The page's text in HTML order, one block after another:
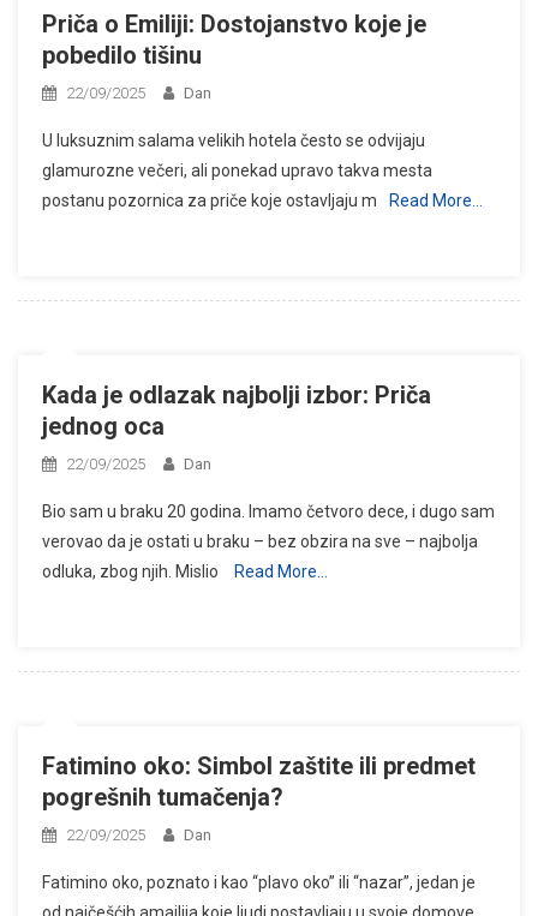
Priča o Emiliji: Dostojanstvo koje je
pobedilo tišinu
22/09/2025 Dan
U luksuznim salama velikih hotela često se odvijaju
glamurozne večeri, ali ponekad upravo takva mesta
postanu pozornica za priče koje ostavljaju m
Read More…
Kada je odlazak najbolji izbor: Priča
jednog oca
22/09/2025 Dan
Bio sam u braku 20 godina. Imamo četvoro dece, i dugo sam
verovao da je ostati u braku – bez obzira na sve – najbolja
odluka, zbog njih. Mislio
Read More…
Fatimino oko: Simbol zaštite ili predmet
pogrešnih tumačenja?
22/09/2025 Dan
Fatimino oko, poznato i kao “plavo oko” ili “nazar”, jedan je